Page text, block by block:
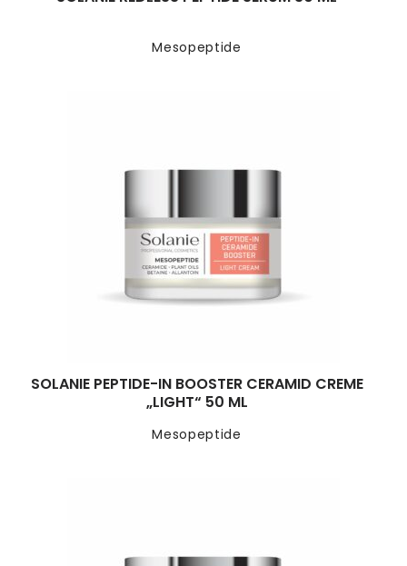
Mesopeptide
Mesopeptide
SOLANIE PEPTIDE-IN BOOSTER CERAMID CREME
„LIGHT“ 50 ML